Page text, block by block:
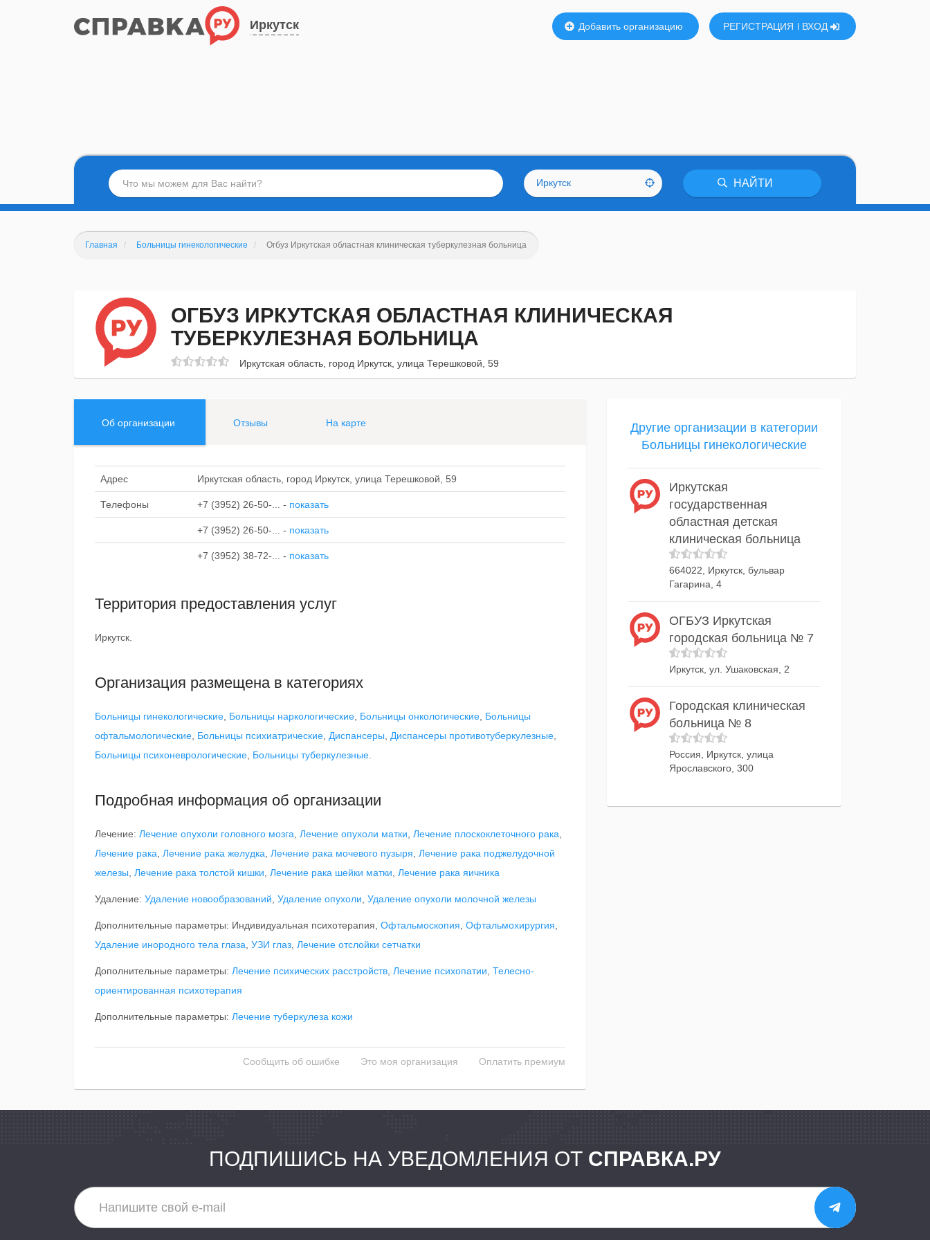
Иркутск Добавить организацию РЕГИСТРАЦИЯ ВХОД
Иркутск НАЙТИ
Главная Больницы гинекологические Огбуз Иркутская областная клиническая туберкулезная больница
ОГБУЗ ИРКУТСКАЯ ОБЛАСТНАЯ КЛИНИЧЕСКАЯ
ТУБЕРКУЛЕЗНАЯ БОЛЬНИЦА
Иркутская область, город Иркутск, улица Терешковой, 59
Об организации Отзывы На карте
Адрес Иркутская область, город Иркутск, улица Терешковой, 59
Телефоны +7 (3952) 26-50-... - показать
+7 (3952) 26-50-... - показать
+7 (3952) 38-72-... - показать
Территория предоставления услуг
Иркутск.
Организация размещена в категориях
Больницы гинекологические Больницы наркологические Больницы онкологические Больницы
офтальмологические Больницы психиатрические Диспансеры Диспансеры противотуберкулезные
Больницы психоневрологические Больницы туберкулезные
Подробная информация об организации
Лечение: Лечение опухоли головного мозга Лечение опухоли матки Лечение плоскоклеточного рака
Лечение рака Лечение рака желудка Лечение рака мочевого пузыря Лечение рака поджелудочной
железы Лечение рака толстой кишки Лечение рака шейки матки Лечение рака яичника
Удаление: Удаление новообразований Удаление опухоли Удаление опухоли молочной железы
Дополнительные параметры: Индивидуальная психотерапия, Офтальмоскопия Офтальмохирургия
Удаление инородного тела глаза УЗИ глаз Лечение отслойки сетчатки
Дополнительные параметры: Лечение психических расстройств Лечение психопатии Телесно-
ориентированная психотерапия
Дополнительные параметры: Лечение туберкулеза кожи
Сообщить об ошибке Это моя организация Оплатить премиум
Другие организации в категории
Больницы гинекологические
Иркутская
государственная
областная детская
клиническая больница
664022, Иркутск, бульвар
Гагарина, 4
ОГБУЗ Иркутская
городская больница № 7
Иркутск, ул. Ушаковская, 2
Городская клиническая
больница № 8
Россия, Иркутск, улица
Ярославского, 300
ПОДПИШИСЬ НА УВЕДОМЛЕНИЯ ОТ СПРАВКА.РУ